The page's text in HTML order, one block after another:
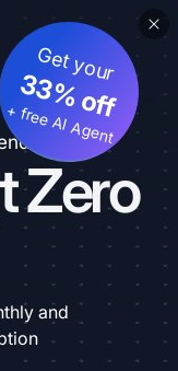
Zero
Get your
33% off
+ free AI Agent
and